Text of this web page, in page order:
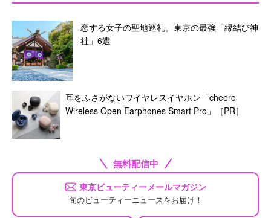
恋する女子の聖地巡礼。東京の最強「縁結び神
社」6選
耳をふさがないワイヤレスイヤホン「cheero
Wireless Open Earphones Smart Pro」［PR］
無料配信中
東京ビューティーメールマガジン
旬のビューティーニュースをお届け！